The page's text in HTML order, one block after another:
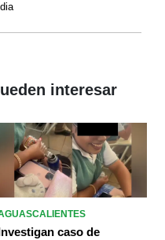
interesar
caso de